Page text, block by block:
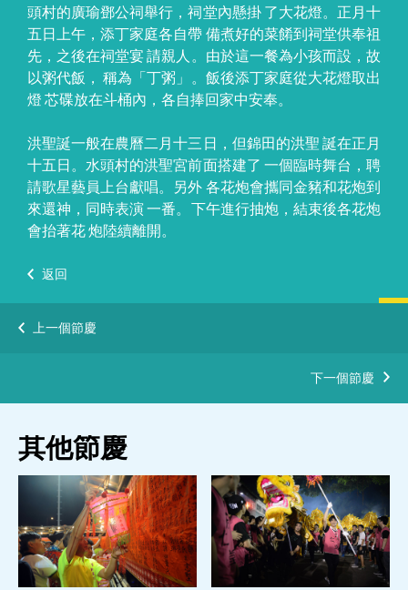
頭村的廣瑜鄧公祠舉行，祠堂內懸掛 了大花燈。正月十
五日上午，添丁家庭各自帶 備煮好的菜餚到祠堂供奉祖
先，之後在祠堂宴 請親人。由於這一餐為小孩而設，故
以粥代飯， 稱為「丁粥」。飯後添丁家庭從大花燈取出
燈 芯碟放在斗桶內，各自捧回家中安奉。
洪聖誕一般在農曆二月十三日，但錦田的洪聖 誕在正月
十五日。水頭村的洪聖宮前面搭建了 一個臨時舞台，聘
請歌星藝員上台獻唱。另外 各花炮會攜同金豬和花炮到
來還神，同時表演 一番。下午進行抽炮，結束後各花炮
會抬著花 炮陸續離開。
返回
上一個節慶
下一個節慶
其他節慶